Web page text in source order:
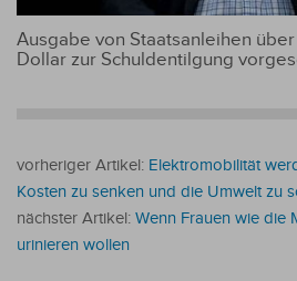
Ausgabe von Staatsanleihen
Dollar zur Schuldentilgung
vorheriger Artikel: Elektromobilität
Kosten zu senken und die Umwelt zu
nächster Artikel: Wenn Frauen wie die
urinieren wollen